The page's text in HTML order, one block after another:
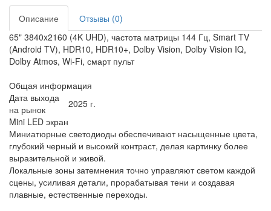
Описание
Отзывы (0)
65" 3840x2160 (4K UHD), частота матрицы 144 Гц, Smart TV
(Android TV), HDR10, HDR10+, Dolby Vision, Dolby Vision IQ,
Dolby Atmos, Wi-Fi, смарт пульт
Общая информация
Дата выхода
на рынок
2025 г.
Mini LED экран
Миниатюрные светодиоды обеспечивают насыщенные цвета,
глубокий черный и высокий контраст, делая картинку более
выразительной и живой.
Локальные зоны затемнения точно управляют светом каждой
сцены, усиливая детали, прорабатывая тени и создавая
плавные, естественные переходы.